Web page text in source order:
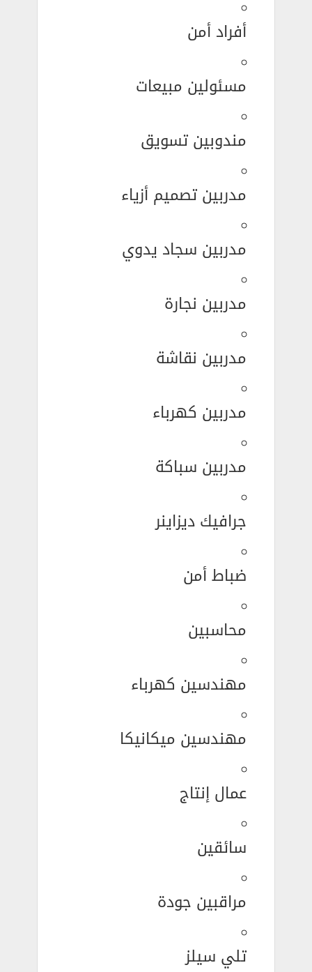
أفراد أمن
مسئولين مبيعات
مندوبين تسويق
مدربين تصميم أزياء
مدربين سجاد يدوي
مدربين نجارة
مدربين نقاشة
مدربين كهرباء
مدربين سباكة
جرافيك ديزاينر
ضباط أمن
محاسبين
مهندسين كهرباء
مهندسين ميكانيكا
عمال إنتاج
سائقين
مراقبين جودة
تلي سيلز